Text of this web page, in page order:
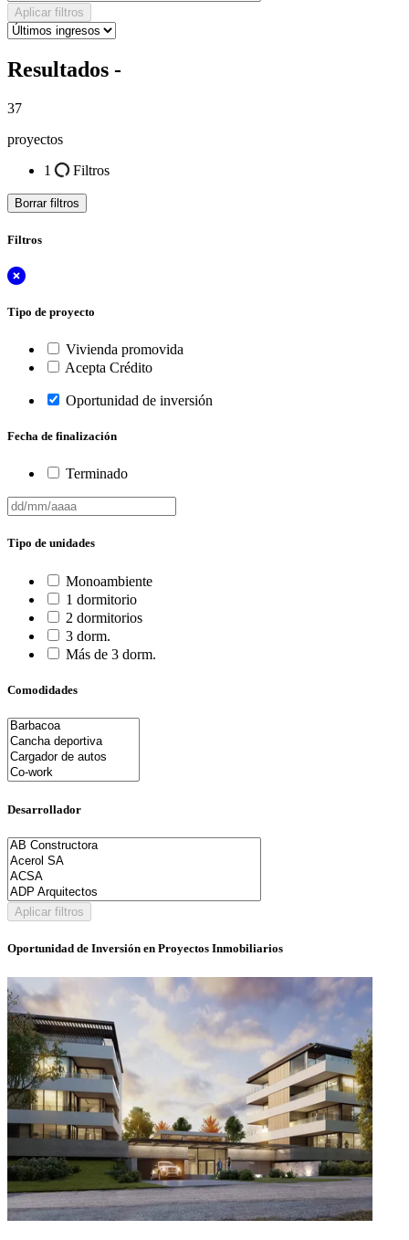
Aplicar filtros
Resultados -
37
proyectos
1
Filtros
Borrar filtros
Filtros
Tipo de proyecto
Vivienda promovida
Acepta Crédito
Oportunidad de inversión
Fecha de finalización
Terminado
Tipo de unidades
Monoambiente
1 dormitorio
2 dormitorios
3 dorm.
Más de 3 dorm.
Comodidades
Desarrollador
Aplicar filtros
Oportunidad de Inversión en Proyectos Inmobiliarios